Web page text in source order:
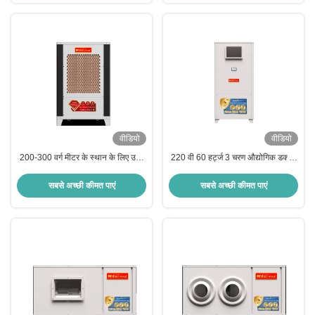
वीडियो
200-300 वर्ग मीटर के स्थान के लिए उच्च
सबसे अच्छी कीमत पाएं
वीडियो
220 वी 60 हर्ट्ज 3 चरण औद्योगिक डक्ट्ड
सबसे अच्छी कीमत पाएं